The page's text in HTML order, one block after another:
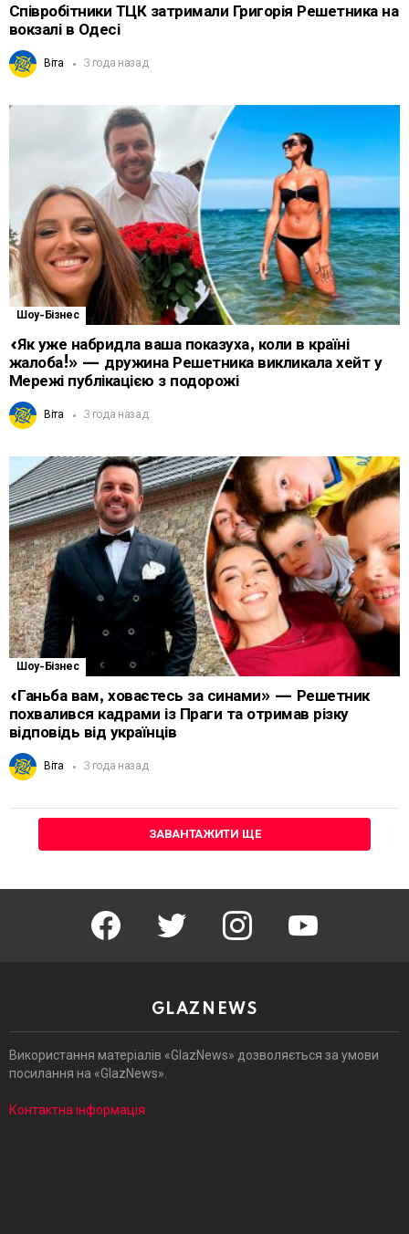
Співробітники ТЦК затримали Григорія Решетника на
вокзалі в Одесі
Віта 3 года назад
Шоу-Бізнес
«Як уже набридла ваша показуха, коли в країні
жалоба!» — дружина Решетника викликала хейт у
Мережі публікацією з подорожі
Віта 3 года назад
Шоу-Бізнес
«Ганьба вам, ховаєтесь за синами» — Решетник
похвалився кадрами із Праги та отримав різку
відповідь від українців
Віта 3 года назад
ЗАВАНТАЖИТИ ЩЕ
facebook twitter instagram youtube
GLAZNEWS
Використання матеріалів «GlazNews» дозволяється за умови
посилання на «GlazNews».
Контактна інформація